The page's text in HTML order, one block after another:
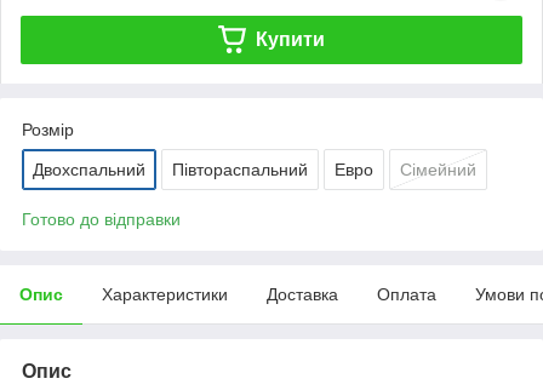
Купити
Розмір
Двохспальний Півтораспальний Евро Сімейний
Готово до відправки
Опис Характеристики Доставка Оплата Умови
Опис